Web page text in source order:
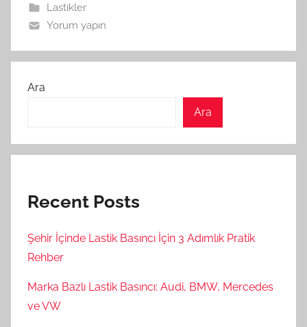
Lastikler
Yorum yapın
Ara
Ara
Recent Posts
Şehir İçinde Lastik Basıncı İçin 3 Adımlık Pratik
Rehber
Marka Bazlı Lastik Basıncı: Audi, BMW, Mercedes
ve VW